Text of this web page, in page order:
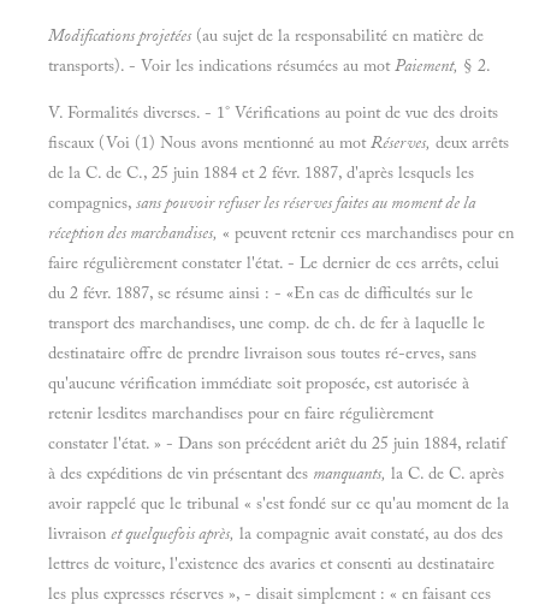
Modifications projetées (au sujet de la responsabilité en matière de
transports). - Voir les indications résumées au motPaiement, § 2.
V. Formalités diverses. - 1° Vérifications au point de vue des droits
fiscaux (Voi (1) Nous avons mentionné au motRéserves, deux arrêts
de la C. de C., 25 juin 1884 et 2 févr. 1887, d'après lesquels les
compagnies, sans pouvoir refuser les réserves faites au moment de la
réception des marchandises, « peuvent retenir ces marchandises pour en
faire régulièrement constater l'état. - Le dernier de ces arrêts, celui
du 2 févr. 1887, se résume ainsi : - «En cas de difficultés sur le
transport des marchandises, une comp. de ch. de fer à laquelle le
destinataire offre de prendre livraison sous toutes ré-erves, sans
qu'aucune vérification immédiate soit proposée, est autorisée à
retenir lesdites marchandises pour en faire régulièrement
constater l'état. » - Dans son précédent ariêt du 25 juin 1884, relatif
à des expéditions de vin présentant des manquants, la C. de C. après
avoir rappelé que le tribunal « s'est fondé sur ce qu'au moment de la
livraison et quelquefois après, la compagnie avait constaté, au dos des
lettres de voiture, l'existence des avaries et consenti au destinataire
les plus expresses réserves », - disait simplement : « en faisant ces